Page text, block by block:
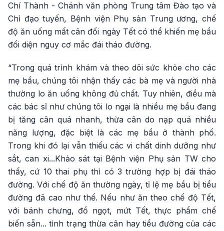
Chí Thành - Chánh văn phòng Trung tâm Đào tạo và
Chỉ đạo tuyến, Bệnh viện Phụ sản Trung ương, chế
độ ăn uống mất cân đối ngày Tết có thể khiến mẹ bầu
đối diện nguy cơ mắc đái tháo đường.
“Trong quá trình khám và theo dõi sức khỏe cho các
mẹ bầu, chúng tôi nhận thấy các bà mẹ và người nhà
thường lo ăn uống không đủ chất. Tuy nhiên, điều mà
các bác sĩ như chúng tôi lo ngại là nhiều mẹ bầu đang
bị tăng cân quá nhanh, thừa cân do nạp quá nhiều
năng lượng, đặc biệt là các mẹ bầu ở thành phố.
Trong khi đó lại vẫn thiếu các vi chất dinh dưỡng như
sắt, can xi...Khảo sát tại Bệnh viện Phụ sản TW cho
thấy, cứ 10 thai phụ thì có 3 trường hợp bị đái tháo
đường. Với chế độ ăn thường ngày, tỉ lệ mẹ bầu bị tiểu
đường đã cao như thế. Nếu như ăn theo chế độ Tết,
với bánh chưng, đồ ngọt, mứt Tết, thực phẩm chế
biến sẵn... tình trạng thừa cân hay tiểu đường của các